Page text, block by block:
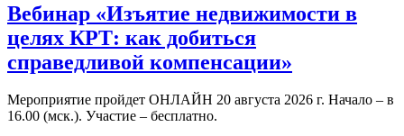
Вебинар «Изъятие недвижимости в
целях КРТ: как добиться
справедливой компенсации»
Мероприятие пройдет ОНЛАЙН 20 августа 2026 г. Начало – в
16.00 (мск.). Участие – бесплатно.